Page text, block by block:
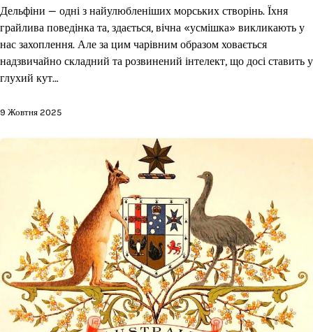
Дельфіни — одні з найулюбленіших морських створінь. Їхня
грайлива поведінка та, здається, вічна «усмішка» викликають у
нас захоплення. Але за цим чарівним образом ховається
надзвичайно складний та розвинений інтелект, що досі ставить у
глухий кут…
9 Жовтня 2025